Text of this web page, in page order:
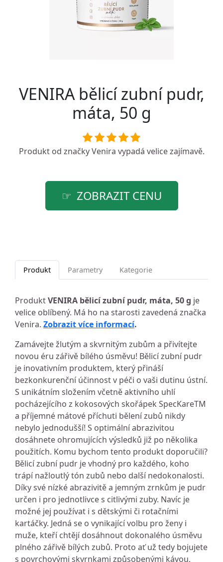
VENIRA bělicí zubní pudr,
máta, 50 g
Produkt od značkyVenira vypadá velice zajímavě.
ZOBRAZIT CENU
Produkt Parametry Kategorie
ProduktVENIRA bělicí zubní pudr, máta, 50 g je
velice oblíbený. Má ho na starosti zavedená značka
Venira. Zobrazit více informací.
Zamávejte žlutým a skvrnitým zubům a přivítejte
novou éru zářivě bílého úsměvu! Bělicí zubní pudr
je inovativním produktem, který přináší
bezkonkurenční účinnost v péči o vaši dutinu ústní.
S unikátním složením včetně aktivního uhlí
pocházejícího z kokosových skořápek SpecKareTM
a příjemné mátové příchuti bělení zubů nikdy
nebylo jednodušší! S optimální abrazivitou
dosáhnete ohromujících výsledků již po několika
použitích. Komu bychom tento produkt doporučili?
Bělicí zubní pudr je vhodný pro každého, koho
trápí nažloutlý tón zubů nebo další nedokonalosti.
Díky své nízké abrazivitě a jemným zrnkům je pudr
určen i pro jednotlivce s citlivými zuby. Navíc je
možné jej používat i s dětskými či rotačními
kartáčky. Jedná se o vynikající volbu pro ženy i
muže, kteří chtějí dosáhnout dokonalého úsměvu
plného zářivě bílých zubů. Proto ať už tedy bojujete
s povrchovými skvrnkami způsobenými kávou,